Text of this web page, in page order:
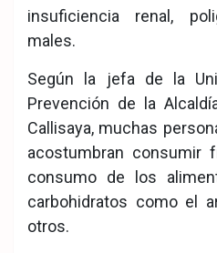
insuficiencia renal,
males.
Según la jefa de la
Prevención de la
Callisaya, muchas
acostumbran consumir
consumo de los
carbohidratos como el
otros.